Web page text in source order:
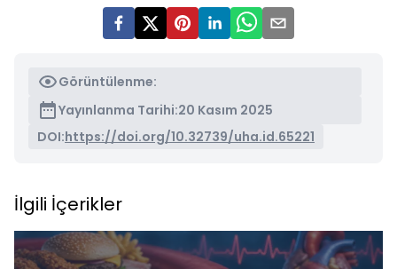
Görüntülenme:
Yayınlanma Tarihi:20 Kasım 2025
DOI:https://doi.org/10.32739/uha.id.65221
İlgili İçerikler